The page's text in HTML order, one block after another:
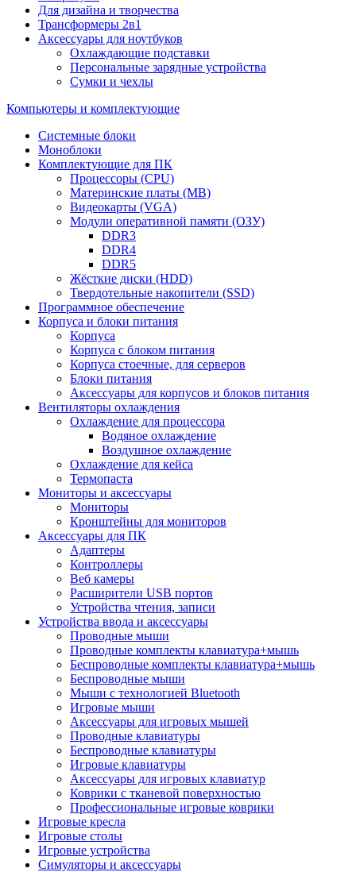
Для дизайна и творчества
Трансформеры 2в1
Аксессуары для ноутбуков
Охлаждающие подставки
Персональные зарядные устройства
Сумки и чехлы
Компьютеры и комплектующие
Системные блоки
Моноблоки
Комплектующие для ПК
Процессоры (CPU)
Материнские платы (MB)
Видеокарты (VGA)
Модули оперативной памяти (ОЗУ)
DDR3
DDR4
DDR5
Жёсткие диски (HDD)
Твердотельные накопители (SSD)
Программное обеспечение
Корпуса и блоки питания
Корпуса
Корпуса с блоком питания
Корпуса стоечные, для серверов
Блоки питания
Аксессуары для корпусов и блоков питания
Вентиляторы охлаждения
Охлаждение для процессора
Водяное охлаждение
Воздушное охлаждение
Охлаждение для кейса
Термопаста
Мониторы и аксессуары
Мониторы
Кронштейны для мониторов
Аксессуары для ПК
Адаптеры
Контроллеры
Веб камеры
Расширители USB портов
Устройства чтения, записи
Устройства ввода и аксессуары
Проводные мыши
Проводные комплекты клавиатура+мышь
Беспроводные комплекты клавиатура+мышь
Беспроводные мыши
Мыши с технологией Bluetooth
Игровые мыши
Аксессуары для игровых мышей
Проводные клавиатуры
Беспроводные клавиатуры
Игровые клавиатуры
Аксессуары для игровых клавиатур
Коврики с тканевой поверхностью
Профессиональные игровые коврики
Игровые кресла
Игровые столы
Игровые устройства
Симуляторы и аксессуары